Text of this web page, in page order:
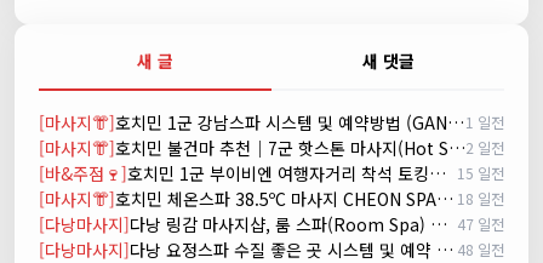
새 글 새 댓글
[마사지👘] 호치민 1군 강남스파 시스템 및 예약방법 (GANGNAM SPA)1 일전
[마사지👘] 호치민 불건마 추천｜7군 핫스톤 마사지(Hot Stone massage)2 일전
[바&주점🍷] 호치민 1군 부이비엔 여행자거리 착석 토킹바 놀이터 (NORITER LOUNGE) 15 일전
[마사지👘] 호치민 체온스파 38.5ºC 마사지 CHEON SPA Massage 18 일전
[다낭마사지] 다낭 링감 마사지샵, 룸 스파(Room Spa) 예약 47 일전
[다낭마사지] 다낭 요정스파 수질 좋은 곳 시스템 및 예약 방법 48 일전